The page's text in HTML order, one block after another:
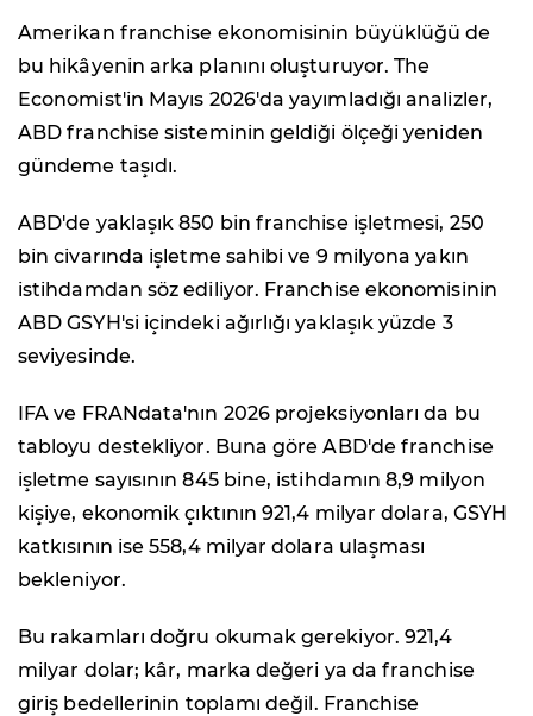
Amerikan franchise ekonomisinin büyüklüğü de
bu hikâyenin arka planını oluşturuyor. The
Economist'in Mayıs 2026'da yayımladığı analizler,
ABD franchise sisteminin geldiği ölçeği yeniden
gündeme taşıdı.
ABD'de yaklaşık 850 bin franchise işletmesi, 250
bin civarında işletme sahibi ve 9 milyona yakın
istihdamdan söz ediliyor. Franchise ekonomisinin
ABD GSYH'si içindeki ağırlığı yaklaşık yüzde 3
seviyesinde.
IFA ve FRANdata'nın 2026 projeksiyonları da bu
tabloyu destekliyor. Buna göre ABD'de franchise
işletme sayısının 845 bine, istihdamın 8,9 milyon
kişiye, ekonomik çıktının 921,4 milyar dolara, GSYH
katkısının ise 558,4 milyar dolara ulaşması
bekleniyor.
Bu rakamları doğru okumak gerekiyor. 921,4
milyar dolar; kâr, marka değeri ya da franchise
giriş bedellerinin toplamı değil. Franchise